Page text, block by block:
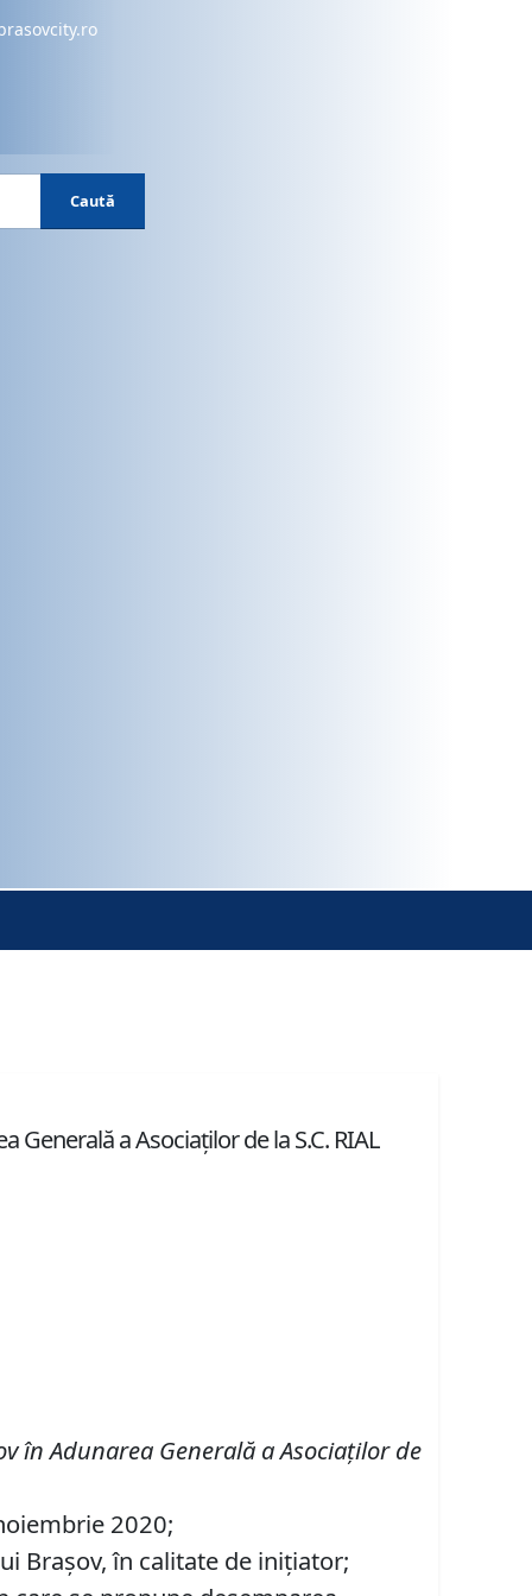
Caută
a Asociaţilor de la S.C. RIAL
în Adunarea Generală a Asociaţilor de
2020;
Brașov, în calitate de inițiator;